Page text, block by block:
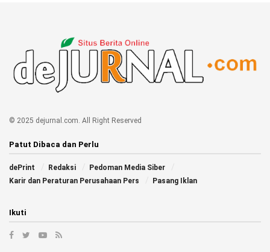
© 2025 dejurnal.com. All Right Reserved
Patut Dibaca dan Perlu
dePrint Redaksi
Pedoman Media Siber
Karir dan Peraturan Perusahaan Pers
Pasang Iklan
Ikuti